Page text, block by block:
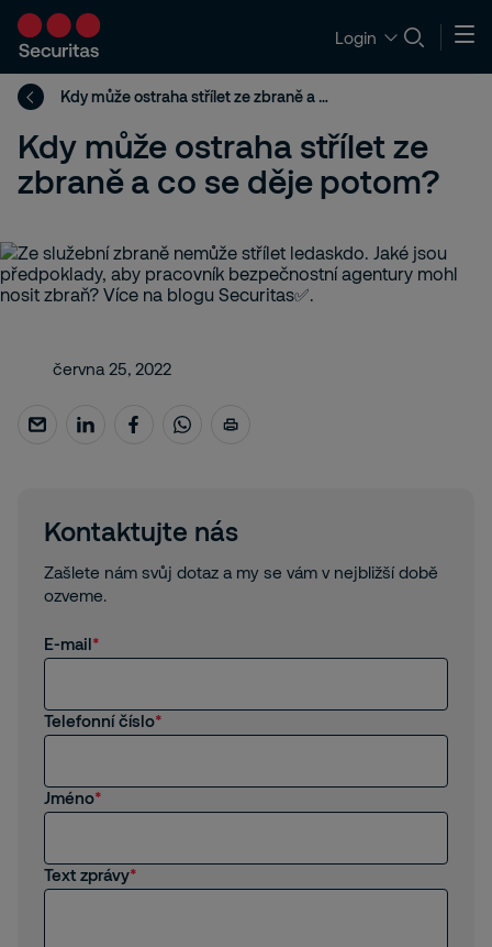
Login
Kdy může ostraha střílet ze zbraně a co se děje potom?
Kdy může ostraha střílet ze
zbraně a co se děje potom?
června 25, 2022
Kontaktujte nás
Zašlete nám svůj dotaz a my se vám v nejbližší době
ozveme.
E-mail
Telefonní číslo
Jméno
Text zprávy